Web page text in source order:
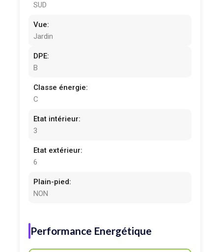
SUD
Vue:
Jardin
DPE:
B
Classe énergie:
C
Etat intérieur:
3
Etat extérieur:
6
Plain-pied:
NON
Performance Energétique